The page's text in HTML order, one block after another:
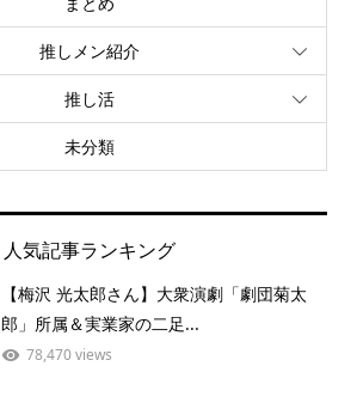
推しメン紹介
推し活
未分類
人気記事ランキング
【梅沢 光太郎さん】大衆演劇「劇団菊太
郎」所属＆実業家の二足...
78,470 views